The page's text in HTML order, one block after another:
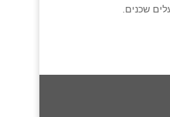
שכנים.